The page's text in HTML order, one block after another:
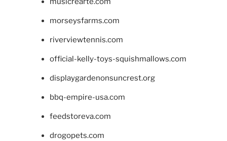
morseysfarms.com
riverviewtennis.com
official-kelly-toys-squishmallows.com
displaygardenonsuncrest.org
bbq-empire-usa.com
feedstoreva.com
drogopets.com